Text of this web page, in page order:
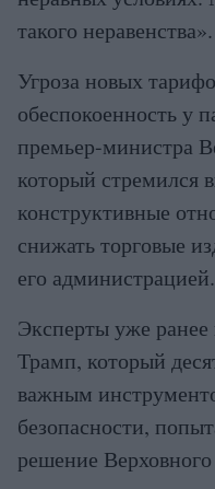
такого неравенства».
Угроза новых
обеспокоенность у
премьер-министра
который стремился
конструктивные
снижать торговые
его администрацией.
Эксперты уже ранее
Трамп, который
важным
безопасности,
решение Верховного